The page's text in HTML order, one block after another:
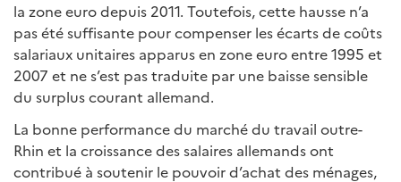
la zone euro depuis 2011. Toutefois, cette hausse n’a
pas été suffisante pour compenser les écarts de coûts
salariaux unitaires apparus en zone euro entre 1995 et
2007 et ne s’est pas traduite par une baisse sensible
du surplus courant allemand.
La bonne performance du marché du travail outre-
Rhin et la croissance des salaires allemands ont
contribué à soutenir le pouvoir d’achat des ménages,